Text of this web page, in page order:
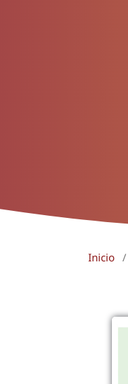
Inicio /